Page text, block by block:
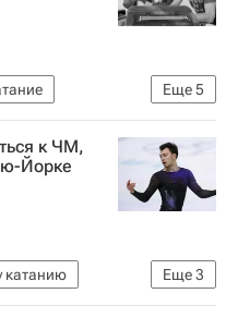
Еще5
к ЧМ,
Йорке
Еще3
катанию
Рукавицын